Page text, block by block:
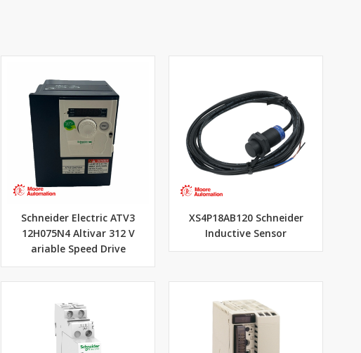
Schneider Electric ATV3
12H075N4 Altivar 312 V
ariable Speed Drive
XS4P18AB120 Schneider
Inductive Sensor